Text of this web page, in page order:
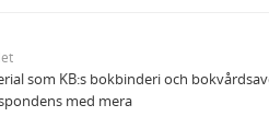
som KB:s bokbinderi och
med mera